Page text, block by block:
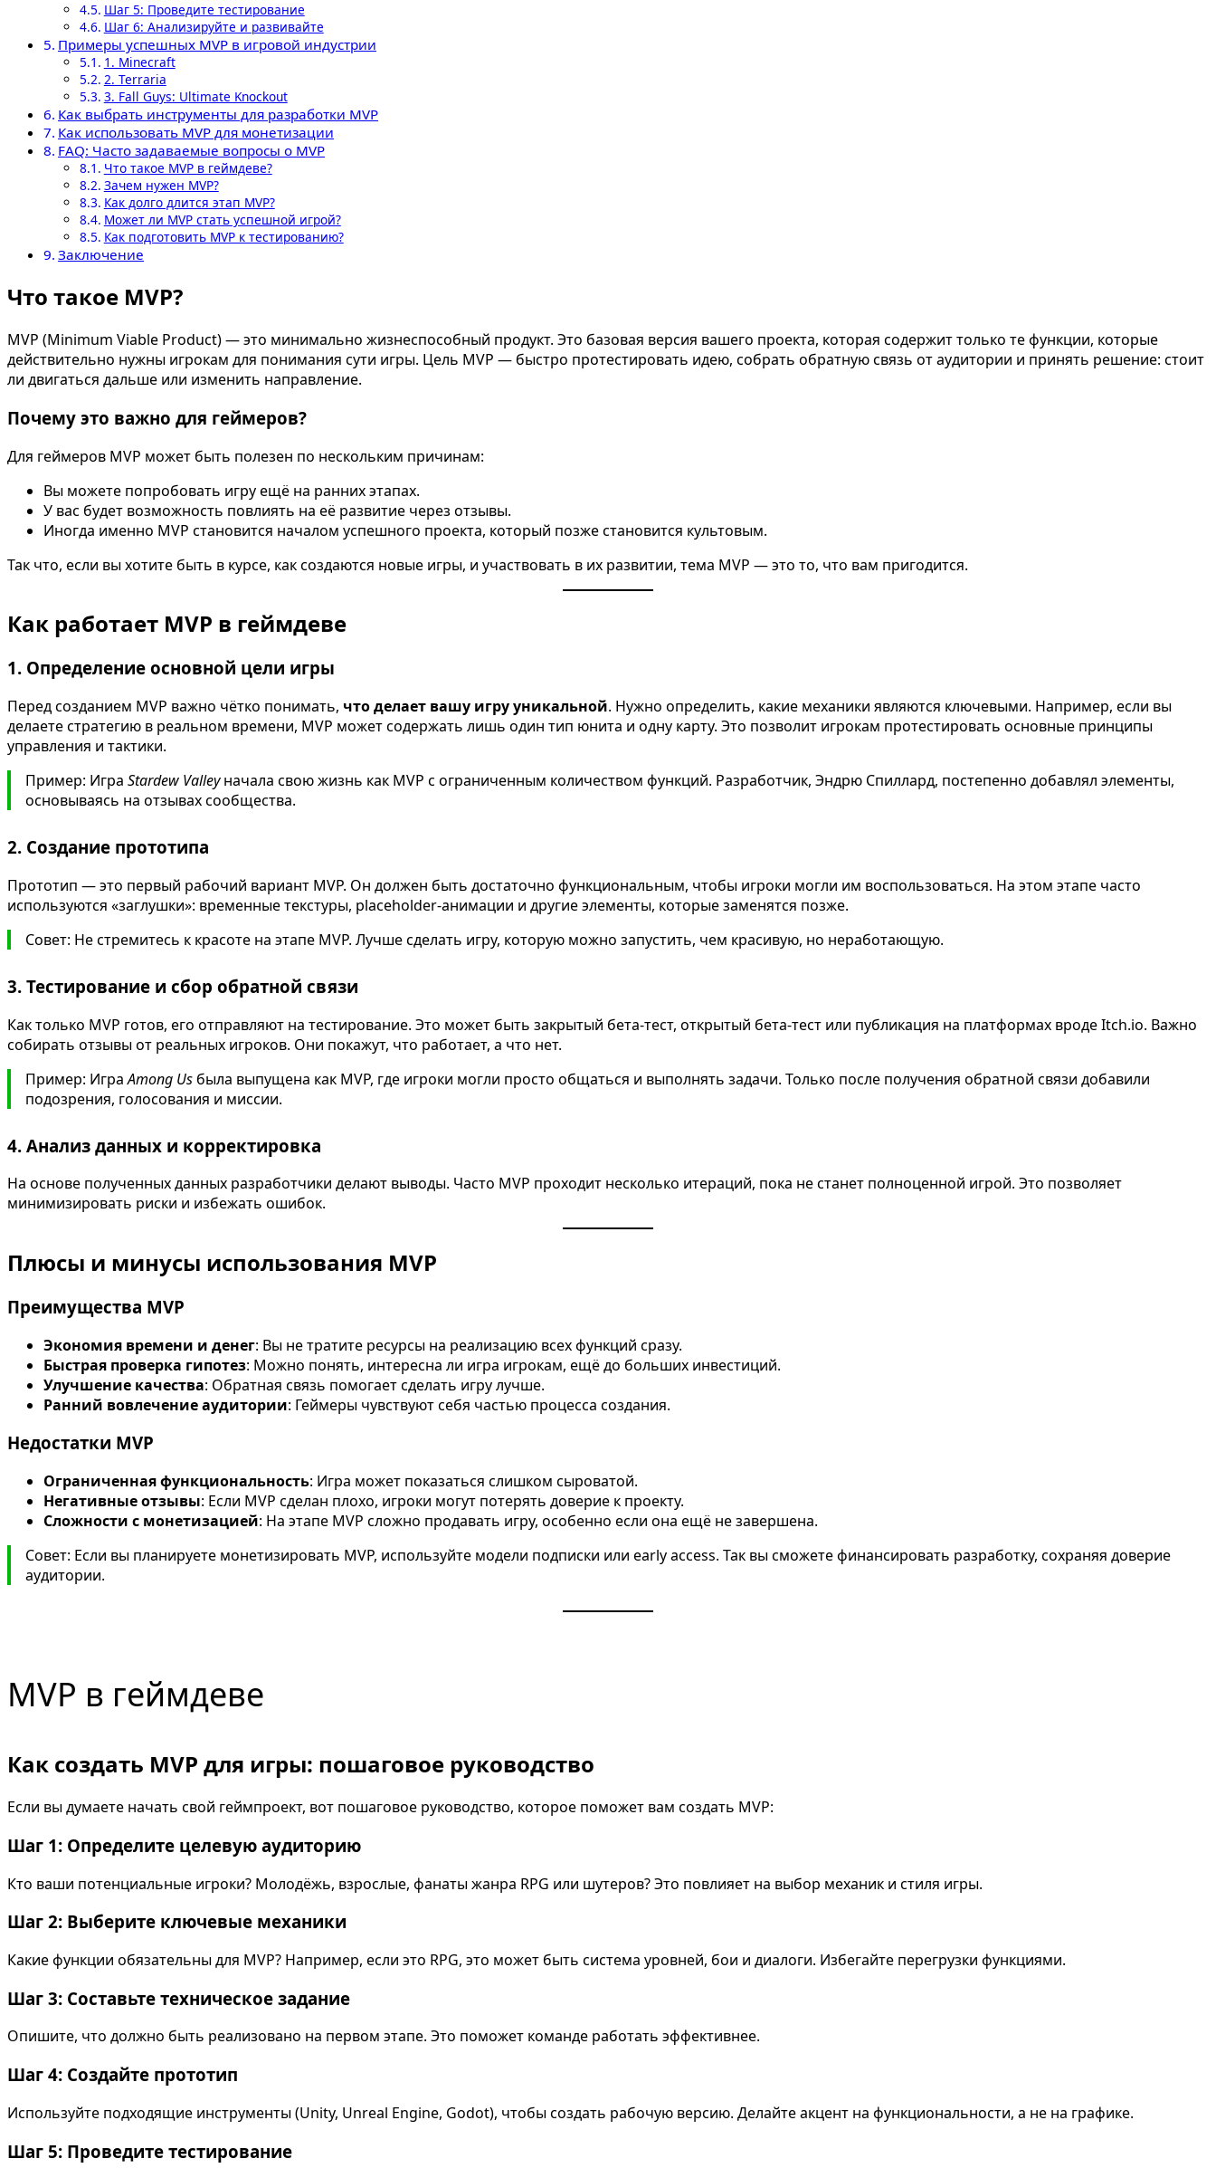
Шаг 5: Проведите тестирование
Шаг 6: Анализируйте и развивайте
Примеры успешных MVP в игровой индустрии
1. Minecraft
2. Terraria
3. Fall Guys: Ultimate Knockout
Как выбрать инструменты для разработки MVP
Как использовать MVP для монетизации
FAQ: Часто задаваемые вопросы о MVP
Что такое MVP в геймдеве?
Зачем нужен MVP?
Как долго длится этап MVP?
Может ли MVP стать успешной игрой?
Как подготовить MVP к тестированию?
Заключение
Что такое MVP?
MVP (Minimum Viable Product) — это минимально жизнеспособный продукт. Это базовая версия вашего проекта, которая содержит только те функции, которые
действительно нужны игрокам для понимания сути игры. Цель MVP — быстро протестировать идею, собрать обратную связь от аудитории и принять решение: стоит
ли двигаться дальше или изменить направление.
Почему это важно для геймеров?
Для геймеров MVP может быть полезен по нескольким причинам:
Вы можете попробовать игру ещё на ранних этапах.
У вас будет возможность повлиять на её развитие через отзывы.
Иногда именно MVP становится началом успешного проекта, который позже становится культовым.
Так что, если вы хотите быть в курсе, как создаются новые игры, и участвовать в их развитии, тема MVP — это то, что вам пригодится.
Как работает MVP в геймдеве
1. Определение основной цели игры
Перед созданием MVP важно чётко понимать, что делает вашу игру уникальной. Нужно определить, какие механики являются ключевыми. Например, если вы
делаете стратегию в реальном времени, MVP может содержать лишь один тип юнита и одну карту. Это позволит игрокам протестировать основные принципы
управления и тактики.
Пример: Игра Stardew Valleyначала свою жизнь как MVP с ограниченным количеством функций. Разработчик, Эндрю Спиллард, постепенно добавлял элементы,
основываясь на отзывах сообщества.
2. Создание прототипа
Прототип — это первый рабочий вариант MVP. Он должен быть достаточно функциональным, чтобы игроки могли им воспользоваться. На этом этапе часто
используются «заглушки»: временные текстуры, placeholder-анимации и другие элементы, которые заменятся позже.
Совет: Не стремитесь к красоте на этапе MVP. Лучше сделать игру, которую можно запустить, чем красивую, но неработающую.
3. Тестирование и сбор обратной связи
Как только MVP готов, его отправляют на тестирование. Это может быть закрытый бета-тест, открытый бета-тест или публикация на платформах вроде Itch.io. Важно
собирать отзывы от реальных игроков. Они покажут, что работает, а что нет.
Пример: ИграAmong Us была выпущена как MVP, где игроки могли просто общаться и выполнять задачи. Только после получения обратной связи добавили
подозрения, голосования и миссии.
4. Анализ данных и корректировка
На основе полученных данных разработчики делают выводы. Часто MVP проходит несколько итераций, пока не станет полноценной игрой. Это позволяет
минимизировать риски и избежать ошибок.
Плюсы и минусы использования MVP
Преимущества MVP
Экономия времени и денег: Вы не тратите ресурсы на реализацию всех функций сразу.
Быстрая проверка гипотез: Можно понять, интересна ли игра игрокам, ещё до больших инвестиций.
Улучшение качества: Обратная связь помогает сделать игру лучше.
Ранний вовлечение аудитории: Геймеры чувствуют себя частью процесса создания.
Недостатки MVP
Ограниченная функциональность: Игра может показаться слишком сыроватой.
Негативные отзывы: Если MVP сделан плохо, игроки могут потерять доверие к проекту.
Сложности с монетизацией: На этапе MVP сложно продавать игру, особенно если она ещё не завершена.
Совет: Если вы планируете монетизировать MVP, используйте модели подписки или early access. Так вы сможете финансировать разработку, сохраняя доверие
аудитории.
MVP в геймдеве
Как создать MVP для игры: пошаговое руководство
Если вы думаете начать свой геймпроект, вот пошаговое руководство, которое поможет вам создать MVP:
Шаг 1: Определите целевую аудиторию
Кто ваши потенциальные игроки? Молодёжь, взрослые, фанаты жанра RPG или шутеров? Это повлияет на выбор механик и стиля игры.
Шаг 2: Выберите ключевые механики
Какие функции обязательны для MVP? Например, если это RPG, это может быть система уровней, бои и диалоги. Избегайте перегрузки функциями.
Шаг 3: Составьте техническое задание
Опишите, что должно быть реализовано на первом этапе. Это поможет команде работать эффективнее.
Шаг 4: Создайте прототип
Используйте подходящие инструменты (Unity, Unreal Engine, Godot), чтобы создать рабочую версию. Делайте акцент на функциональности, а не на графике.
Шаг 5: Проведите тестирование